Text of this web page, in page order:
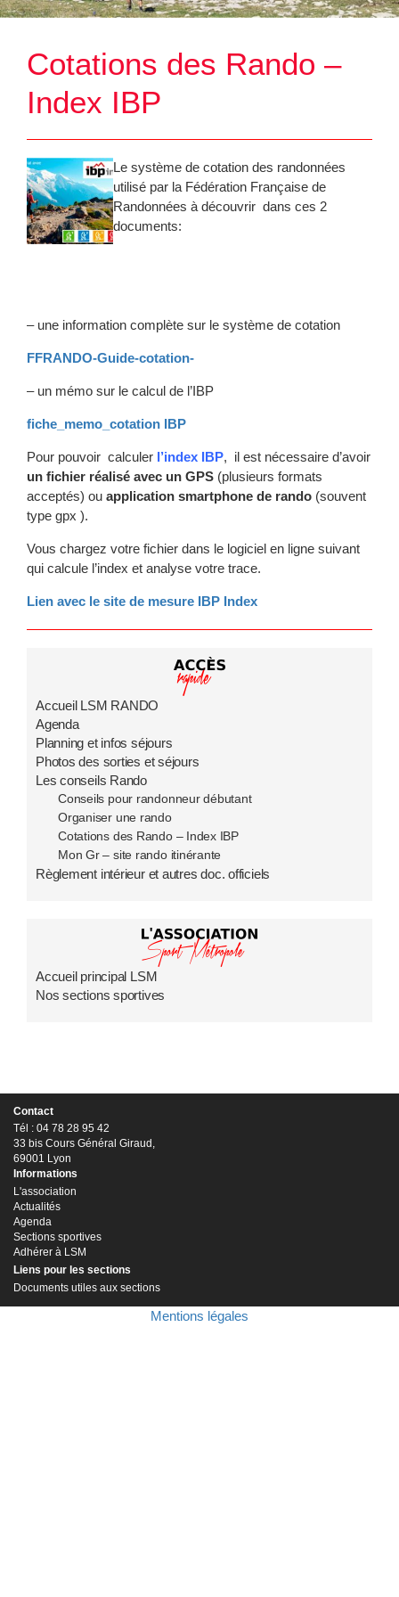
intérieur et autres doc. officiels
LSM
sportives
Cotations des Rando –
Index IBP
Le système de cotation des randonnées
utilisé par la Fédération Française de
Randonnées à découvrir dans ces 2
documents:
– une information complète sur le système de cotation
FFRANDO-Guide-cotation-
– un mémo sur le calcul de l’IBP
fiche_memo_cotation IBP
Pour pouvoir calculer l’index IBP, il est nécessaire d’avoir
un fichier réalisé avec un GPS (plusieurs formats
acceptés) ou application smartphone de rando (souvent
type gpx ).
Vous chargez votre fichier dans le logiciel en ligne suivant
qui calcule l’index et analyse votre trace.
Lien avec le site de mesure IBP Index
Accueil LSM RANDO
Agenda
Planning et infos séjours
Photos des sorties et séjours
Les conseils Rando
Conseils pour randonneur débutant
Organiser une rando
Cotations des Rando – Index IBP
Mon Gr – site rando itinérante
Règlement intérieur et autres doc. officiels
Accueil principal LSM
Nos sections sportives
Contact
Tél : 04 78 28 95 42
33 bis Cours Général Giraud,
69001 Lyon
Informations
L'association
Actualités
Agenda
Sections sportives
Adhérer à LSM
Liens pour les sections
Documents utiles aux sections
Mentions légales